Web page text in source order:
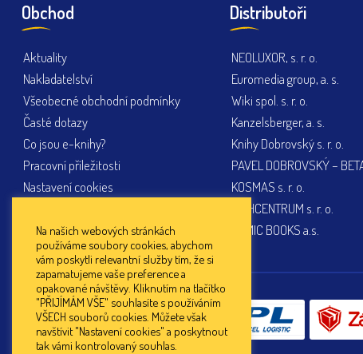
Obchod
Aktuality
Nakladatelství
Všeobecné obchodní podmínky
Časté dotazy
Co jsou e-knihy?
Pracovní příležitosti
Nastavení cookies
Distributoři
NEOLUXOR, s. r. o.
Euromedia group, a. s.
Wiki spol. s. r. o.
Kanzelsberger, a. s.
Knihy Dobrovský s. r. o.
PAVEL DOBROVSKÝ –
KOSMAS s. r. o.
KNIHCENTRUM s. r. o.
PEMIC BOOKS a.s.
Doprava:
Na našich webových stránkách
používáme soubory cookies, abychom
vám poskytli relevantní služby tím, že si
zapamatujeme vaše preference a
opakované návštěvy. Kliknutím na tlačítko
"PŘIJÍMÁM VŠE" souhlasíte s používáním
VŠECH souborů cookies. Můžete však
navštívit "Nastavení cookies" a poskytnout
tak vámi kontrolovaný souhlas.